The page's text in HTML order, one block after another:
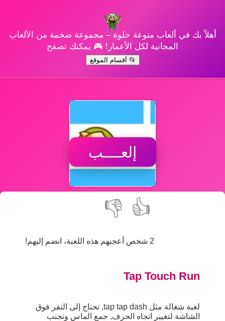
أهلاً بك في ألعاب منوعة حلوة – مجموعة ضخمة من الألعاب
المجانية لكل الأعمار! 🎮 يمكنك تصفح
📂 أقسام الموقع
إلعــــب
👍
👎
2 شخص أعجبهم هذه اللعبة، انضم إليهم!
Tap Touch Run
لعبة شغالة مثل tap tap dash, تحتاج إلى النقر فوق
الشاشة لتغيير اتجاه الحرف, جمع الماس وتجنب